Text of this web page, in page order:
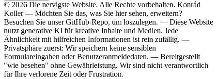
© 2026 Die nervigste Website. Alle Rechte vorbehalten. Konrád
Koller— Möchten Sie das, was Sie hier sehen, erweitern?
Besuchen Sie unserGitHub-Repo, um loszulegen. — Diese Website
nutzt generative KI für kreative Inhalte und Medien. Jede
Ähnlichkeit mit hilfreichen Informationen ist rein zufällig. —
Privatsphäre zuerst: Wir speichern keine sensiblen
Formulareingaben oder Benutzeranmeldedaten. — Bereitgestellt
"wie besehen" ohne Gewährleistung. Wir sind nicht verantwortlich
für Ihre verlorene Zeit oder Frustration.